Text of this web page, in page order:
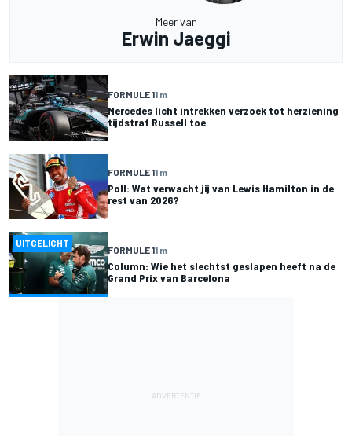
Meer van
Erwin Jaeggi
FORMULE 11 m
Mercedes licht intrekken verzoek tot herziening
tijdstraf Russell toe
FORMULE 11 m
Poll: Wat verwacht jij van Lewis Hamilton in de
rest van 2026?
UITGELICHT
FORMULE 11 m
Column: Wie het slechtst geslapen heeft na de
Grand Prix van Barcelona